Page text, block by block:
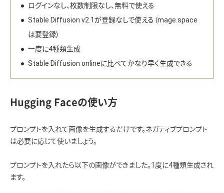
ログインなし、枚数制限なし、無料で使える
Stable Diffusion v2.1が登録なしで使える（mage.space
は要登録）
一度に4種類生成
Stable Diffusion onlineに比べてかなり早く生成できる
Hugging Faceの使い方
プロンプトを入れて画像を生成するだけです。ネガティブプロンプト
は必要に応じて使いましょう。
プロンプトを入れたら以下の画像ができました。1度に4種類生成され
ます。